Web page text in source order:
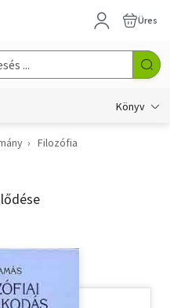
Üres
Könyv
Filozófia